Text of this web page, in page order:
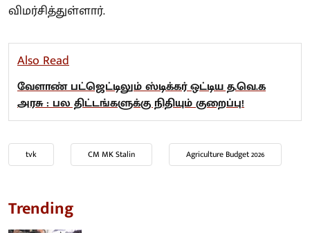
விமர்சித்துள்ளார்.
Also Read
வேளாண் பட்ஜெட்டிலும் ஸ்டிக்கர் ஒட்டிய த.வெ.க
அரசு : பல திட்டங்களுக்கு நிதியும் குறைப்பு!
tvk CM MK Stalin Agriculture Budget 2026
Trending